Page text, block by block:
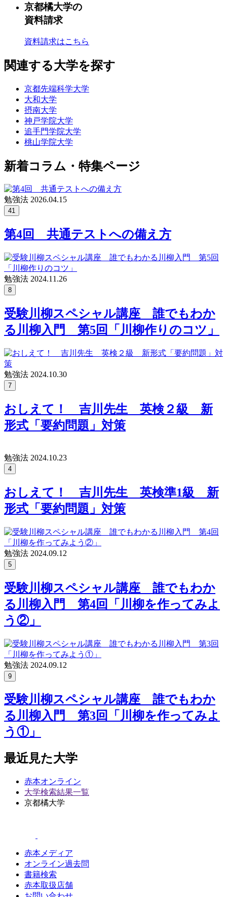
京都橘大学の
資料請求
資料請求はこちら
関連する大学を探す
京都先端科学大学
大和大学
摂南大学
神戸学院大学
追手門学院大学
桃山学院大学
新着コラム・特集ページ
勉強法 2026.04.15
41
第4回 共通テストへの備え方
勉強法 2024.11.26
8
受験川柳スペシャル講座 誰でもわか
る川柳入門 第5回「川柳作りのコツ」
勉強法 2024.10.30
7
おしえて！ 吉川先生 英検２級 新
形式「要約問題」対策
勉強法 2024.10.23
4
おしえて！ 吉川先生 英検準1級 新
形式「要約問題」対策
勉強法 2024.09.12
5
受験川柳スペシャル講座 誰でもわか
る川柳入門 第4回「川柳を作ってみよ
う②」
勉強法 2024.09.12
9
受験川柳スペシャル講座 誰でもわか
る川柳入門 第3回「川柳を作ってみよ
う①」
最近見た大学
赤本オンライン
大学検索結果一覧
京都橘大学
赤本メディア
オンライン過去問
書籍検索
赤本取扱店舗